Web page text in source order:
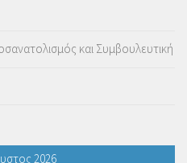
και Συμβουλευτική
2026